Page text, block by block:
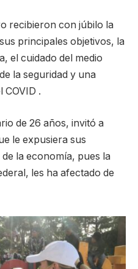
recibieron con júbilo la
principales objetivos, la
el cuidado del medio
la seguridad y una
COVID .
de 26 años, invitó a
le expusiera sus
la economía, pues la
les ha afectado de